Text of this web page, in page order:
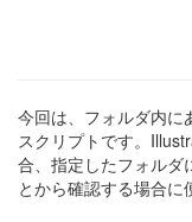
今回は、フォルダ内に
スクリプトです。
合、指定したフォルダ
とから確認する場合に